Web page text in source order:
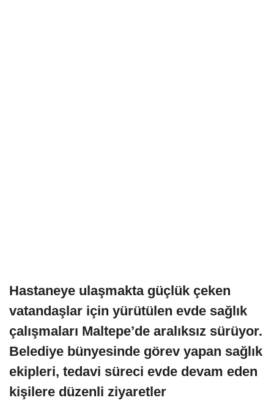
Hastaneye ulaşmakta güçlük çeken
vatandaşlar için yürütülen evde sağlık
çalışmaları Maltepe’de aralıksız sürüyor.
Belediye bünyesinde görev yapan sağlık
ekipleri, tedavi süreci evde devam eden
kişilere düzenli ziyaretler